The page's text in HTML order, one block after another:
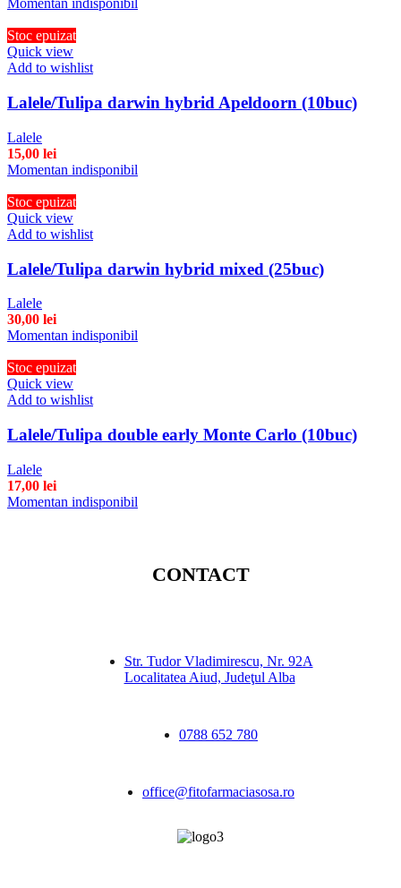
Momentan indisponibil
Stoc epuizat
Quick view
Add to wishlist
Lalele/Tulipa darwin hybrid Apeldoorn (10buc)
Lalele
15,00 lei
Momentan indisponibil
Stoc epuizat
Quick view
Add to wishlist
Lalele/Tulipa darwin hybrid mixed (25buc)
Lalele
30,00 lei
Momentan indisponibil
Stoc epuizat
Quick view
Add to wishlist
Lalele/Tulipa double early Monte Carlo (10buc)
Lalele
17,00 lei
Momentan indisponibil
CONTACT
Str. Tudor Vladimirescu, Nr. 92A
Localitatea Aiud, Judeţul Alba
0788 652 780
office@fitofarmaciasosa.ro